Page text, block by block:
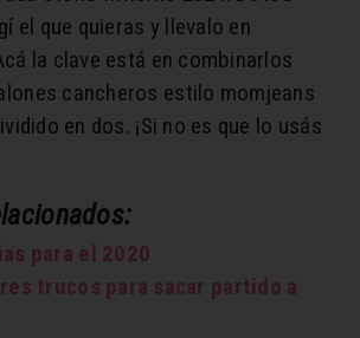
el que quieras y llevalo en
la clave está en combinarlos
cancheros estilo momjeans
en dos. ¡Si no es que lo usás
para el 2020
trucos para sacar partido a